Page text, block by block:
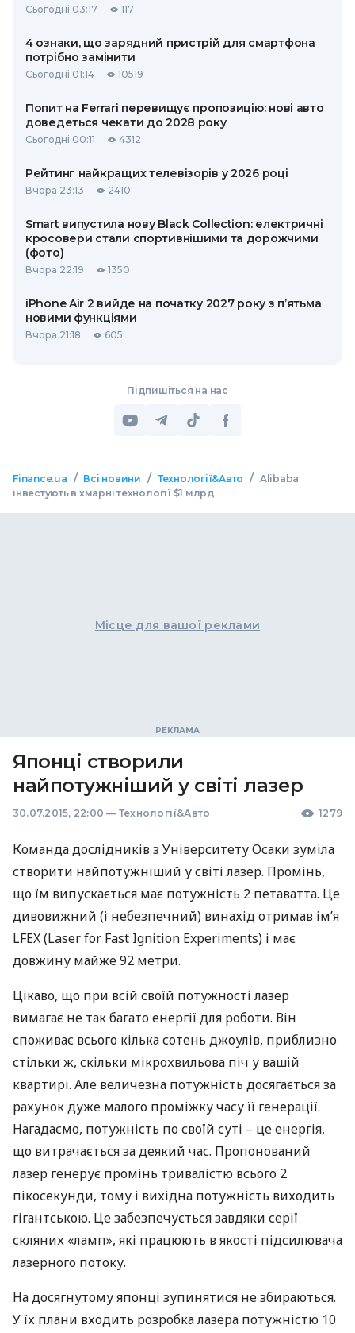
Сьогодні 03:17 117
4 ознаки, що зарядний пристрій для смартфона
потрібно замінити
Сьогодні 01:14 10519
Попит на Ferrari перевищує пропозицію: нові авто
доведеться чекати до 2028 року
Сьогодні 00:11 4312
Рейтинг найкращих телевізорів у 2026 році
Вчора 23:13 2410
Smart випустила нову Black Collection: електричні
кросовери стали спортивнішими та дорожчими
(фото)
Вчора 22:19 1350
iPhone Air 2 вийде на початку 2027 року з п’ятьма
новими функціями
Вчора 21:18 605
Підпишіться на нас
Finance.ua / Всі новини / Технології&Авто / Alibaba
інвестують в хмарні технології $1 млрд
Місце для вашої реклами
Японці створили
найпотужніший у світі лазер
30.07.2015, 22:00 — Технології&Авто 1279
Команда дослідників з Університету Осаки зуміла
створити найпотужніший у світі лазер. Промінь,
що їм випускається має потужність 2 петаватта. Це
дивовижний (і небезпечний) винахід отримав ім’я
LFEX(Laser for Fast Ignition Experiments) і має
довжину майже 92 метри.
Цікаво, що при всій своїй потужності лазер
вимагає не так багато енергії для роботи. Він
споживає всього кілька сотень джоулів, приблизно
стільки ж, скільки мікрохвильова піч у вашій
квартирі. Але величезна потужність досягається за
рахунок дуже малого проміжку часу її генерації.
Нагадаємо, потужність по своїй суті – це енергія,
що витрачається за деякий час. Пропонований
лазер генерує промінь тривалістю всього 2
пікосекунди, тому і вихідна потужність виходить
гігантською. Це забезпечується завдяки серії
скляних «ламп», які працюють в якості підсилювача
лазерного потоку.
На досягнутому японці зупинятися не збираються.
У їх плани входить розробка лазера потужністю 10